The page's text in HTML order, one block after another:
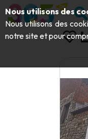
Aller au contenu principal;
Nous utilisons des
Nous utilisons des
notre site et pour